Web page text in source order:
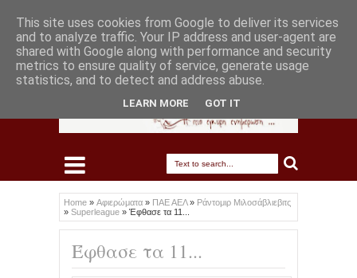
Home » Αφιερώματα » ΠΑΕ ΑΕΛ» Ράντομιρ Μιλοσάβλιεβιτς
» Superleague » Έφθασε τα 11...
Έφθασε τα 11...
This site uses cookies from Google to deliver its services
and to analyze traffic. Your IP address and user-agent are
shared with Google along with performance and security
metrics to ensure quality of service, generate usage
statistics, and to detect and address abuse.
LEARN MORE GOT IT